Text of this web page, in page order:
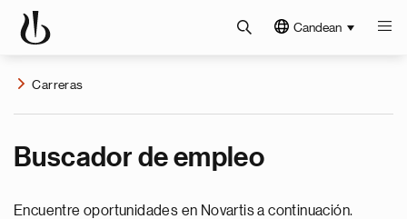
Candean
Carreras
Buscador de empleo
Encuentre oportunidades en Novartis a continuación.